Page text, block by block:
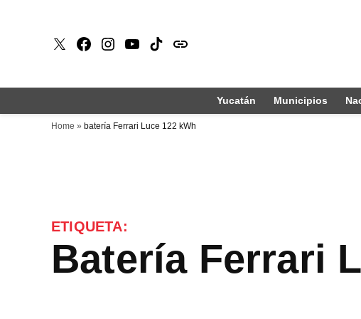
X Faceboook
Instagram
Youtube
Tiktokissuu
Yucatán Municipios
Home » batería Ferrari Luce 122 kWh
ETIQUETA:
batería Ferrari